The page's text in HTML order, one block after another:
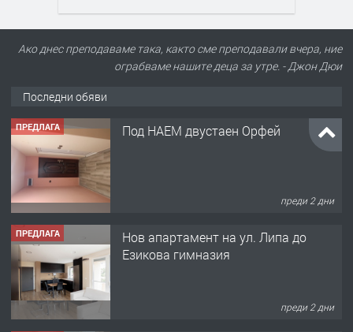
Ако днес преподаваме така, както сме преподавали вчера, ние
ограбваме нашите деца за утре. - Джон Дюи
Последни обяви
ПРЕДЛАГА Под НАЕМ двустаен Орфей
преди 2 дни
ПРЕДЛАГА
Нов апартамент на ул. Липа до
Езикова гимназия
преди 2 дни